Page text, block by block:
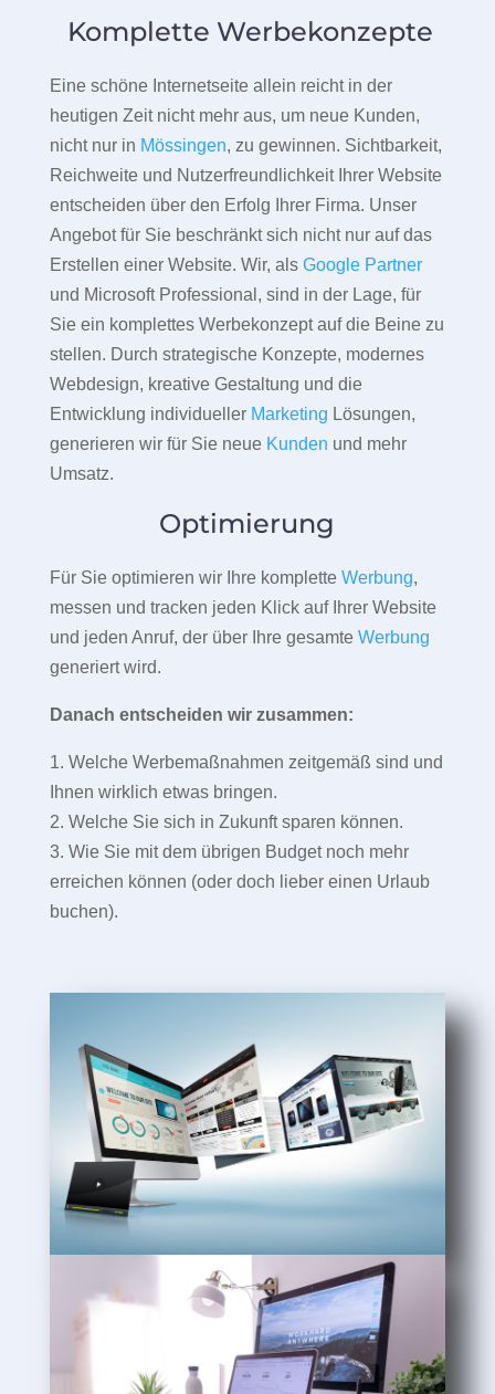
Komplette Werbekonzepte
Eine schöne Internetseite allein reicht in der
heutigen Zeit nicht mehr aus, um neue Kunden,
nicht nur in Mössingen, zu gewinnen. Sichtbarkeit,
Reichweite und Nutzerfreundlichkeit Ihrer Website
entscheiden über den Erfolg Ihrer Firma. Unser
Angebot für Sie beschränkt sich nicht nur auf das
Erstellen einer Website. Wir, als Google Partner
und Microsoft Professional, sind in der Lage, für
Sie ein komplettes Werbekonzept auf die Beine zu
stellen. Durch strategische Konzepte, modernes
Webdesign, kreative Gestaltung und die
Entwicklung individueller Marketing Lösungen,
generieren wir für Sie neue Kunden und mehr
Umsatz.
Optimierung
Für Sie optimieren wir Ihre komplette Werbung,
messen und tracken jeden Klick auf Ihrer Website
und jeden Anruf, der über Ihre gesamte Werbung
generiert wird.
Danach entscheiden wir zusammen:
1. Welche Werbemaßnahmen zeitgemäß sind und
Ihnen wirklich etwas bringen.
2. Welche Sie sich in Zukunft sparen können.
3. Wie Sie mit dem übrigen Budget noch mehr
erreichen können (oder doch lieber einen Urlaub
buchen).